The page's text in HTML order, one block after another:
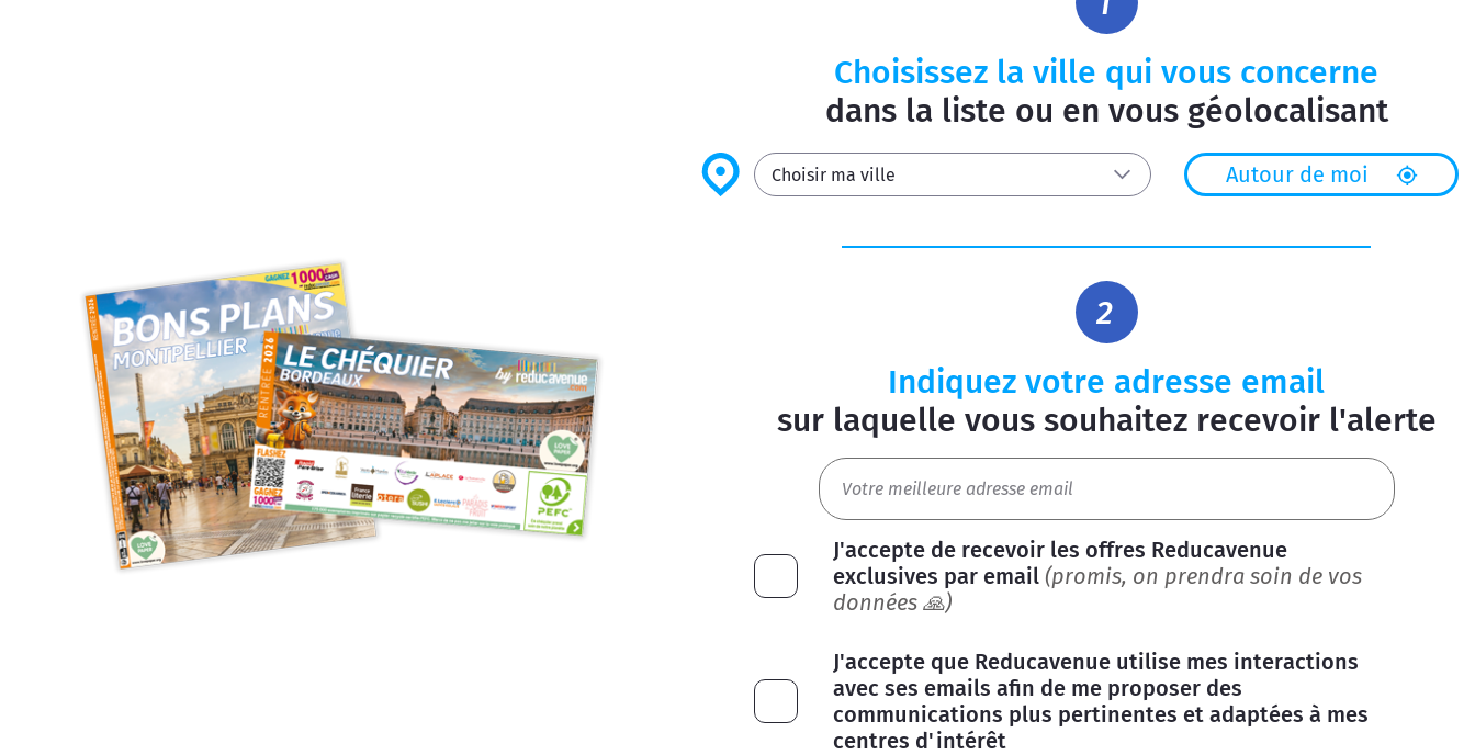
Choisissez la ville qui vous concerne
dans la liste ou en vous géolocalisant
Autour de moi
Indiquez votre adresse email
sur laquelle vous souhaitez recevoir l'alerte
J'accepte de recevoir les offres Reducavenue
exclusives par email (promis, on prendra soin de vos
données 🙏)
J'accepte que Reducavenue utilise mes interactions
avec ses emails afin de me proposer des
communications plus pertinentes et adaptées à mes
centres d'intérêt